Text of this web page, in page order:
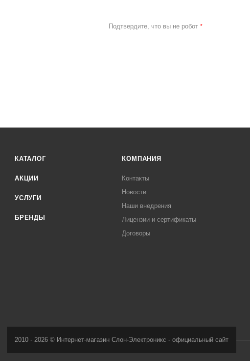
Подтвердите, что вы не робот *
КАТАЛОГ
АКЦИИ
УСЛУГИ
БРЕНДЫ
КОМПАНИЯ
Контакты
Новости
Наши внедрения
Лицензии и сертификаты
Договоры
2010 - 2026 © Интернет-магазин Слон-Электроникс - официальный сайт